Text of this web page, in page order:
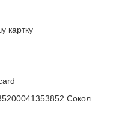
картку
Сокол